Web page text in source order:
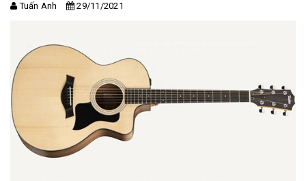
Tuấn Anh 29/11/2021